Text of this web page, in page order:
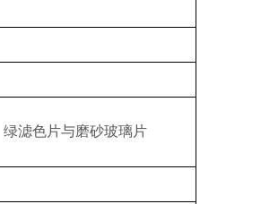
滤色片与磨砂玻璃片